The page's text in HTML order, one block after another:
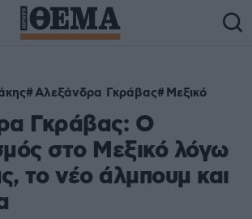
Αλεξάνδρα Γκράβας Μεξικό
Γκράβας: Ο
στο Μεξικό λόγω
το νέο άλμπουμ και